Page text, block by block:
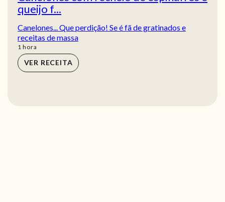
queijo f...
Canelones... Que perdição! Se é fã de gratinados e
receitas de massa
1 hora
hora
VER RECEITA